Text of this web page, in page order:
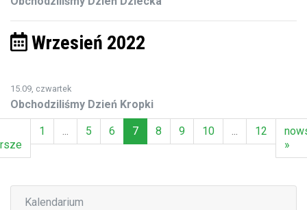
Wrzesień 2022
15.09, czwartek
Obchodziliśmy Dzień Kropki
1 ... 5 6
7
8 9 10 ... 12
»
Kalendarium